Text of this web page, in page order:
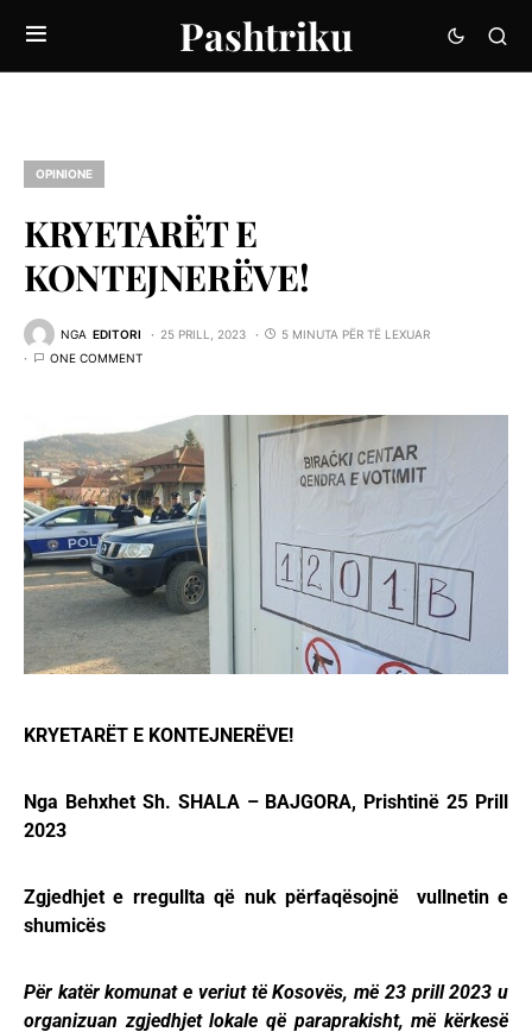
Pashtriku
OPINIONE
KRYETARËT E
KONTEJNERËVE!
NGA EDITORI 25 PRILL, 2023
5 MINUTA PËR TË LEXUAR
ONE COMMENT
KRYETARËT E KONTEJNERËVE!
Nga Behxhet Sh. SHALA – BAJGORA, Prishtinë 25 Prill
2023
Zgjedhjet e rregullta që nuk përfaqësojnë vullnetin e
shumicës
Për katër komunat e veriut të Kosovës, më 23 prill 2023 u
organizuan zgjedhjet lokale që paraprakisht, më kërkesë